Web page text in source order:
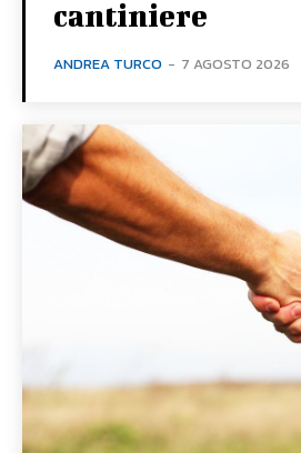
cantiniere
ANDREA TURCO - 7 AGOSTO 2026